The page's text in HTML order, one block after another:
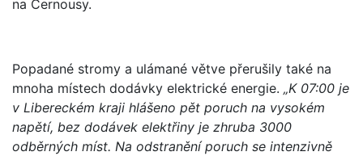
na Černousy.
Popadané stromy a ulámané větve přerušily také na
mnoha místech dodávky elektrické energie. „K 07:00 je
v Libereckém kraji hlášeno pět poruch na vysokém
napětí, bez dodávek elektřiny je zhruba 3000
odběrných míst. Na odstranění poruch se intenzivně